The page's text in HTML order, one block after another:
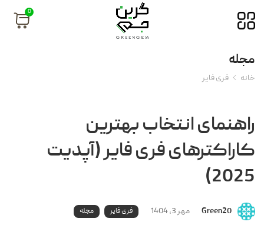
0
مجله
خانه فری فایر
راهنمای انتخاب بهترین
کاراکترهای فری فایر (آپدیت
2025)
Green20 مهر 3, 1404 فری فایر مجله